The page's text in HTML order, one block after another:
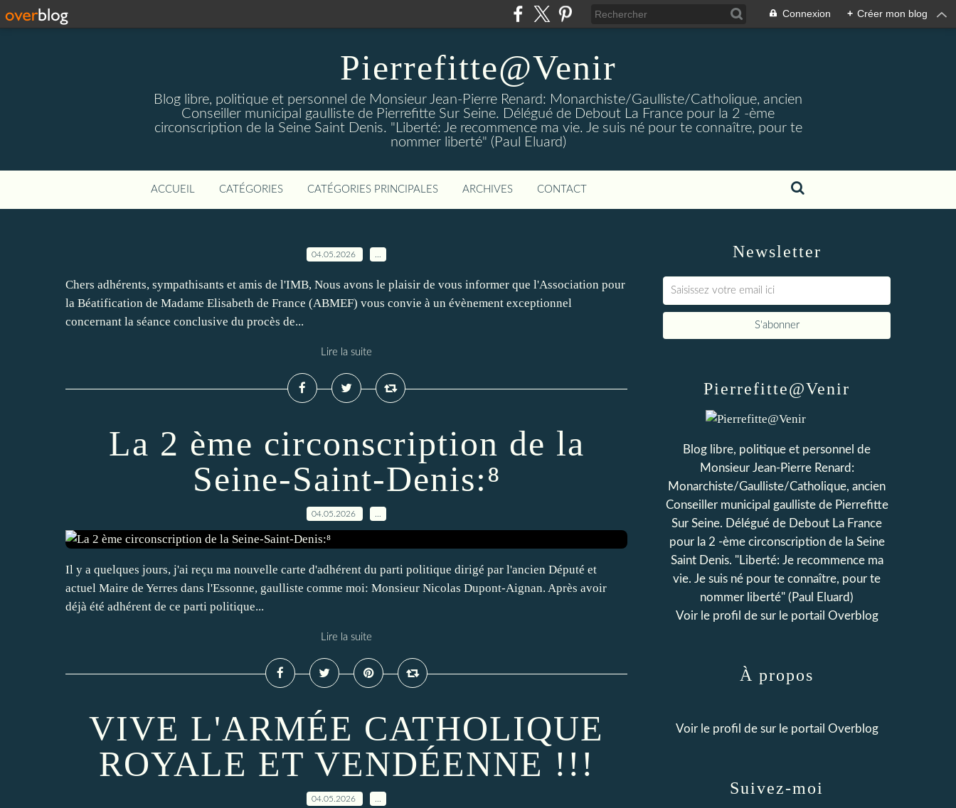
Connexion + Créer mon blog
Pierrefitte@Venir
Blog libre, politique et personnel de Monsieur Jean-Pierre Renard: Monarchiste/Gaulliste/Catholique, ancien
Conseiller municipal gaulliste de Pierrefitte Sur Seine. Délégué de Debout La France pour la 2 -ème
circonscription de la Seine Saint Denis. "Liberté: Je recommence ma vie. Je suis né pour te connaître, pour te
nommer liberté" (Paul Eluard)
ACCUEIL CATÉGORIES CATÉGORIES PRINCIPALES ARCHIVES CONTACT
04.05.2026
Chers adhérents, sympathisants et amis de l'IMB, Nous avons le plaisir de vous informer que l'Association pour
la Béatification de Madame Elisabeth de France (ABMEF) vous convie à un évènement exceptionnel
concernant la séance conclusive du procès de...
Lire la suite
La 2 ème circonscription de la
Seine-Saint-Denis:⁸
04.05.2026
Il y a quelques jours, j'ai reçu ma nouvelle carte d'adhérent du parti politique dirigé par l'ancien Député et
actuel Maire de Yerres dans l'Essonne, gaulliste comme moi: Monsieur Nicolas Dupont-Aignan. Après avoir
déjà été adhérent de ce parti politique...
Lire la suite
VIVE L'ARMÉE CATHOLIQUE
ROYALE ET VENDÉENNE !!!
04.05.2026
Newsletter
Pierrefitte@Venir
Blog libre, politique et personnel de
Monsieur Jean-Pierre Renard:
Monarchiste/Gaulliste/Catholique, ancien
Conseiller municipal gaulliste de Pierrefitte
Sur Seine. Délégué de Debout La France
pour la 2 -ème circonscription de la Seine
Saint Denis. "Liberté: Je recommence ma
vie. Je suis né pour te connaître, pour te
nommer liberté" (Paul Eluard)
Voir le profil de sur le portail Overblog
Suivez-moi
À propos
Voir le profil de sur le portail Overblog